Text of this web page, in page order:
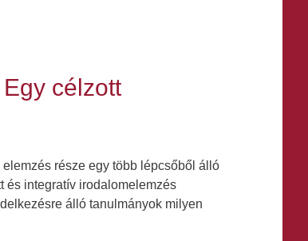
célzott
része egy több lépcsőből álló
és integratív irodalomelemzés
álló tanulmányok milyen